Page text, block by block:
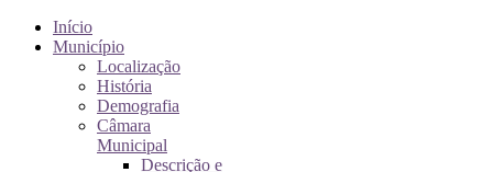
Início
Município
Localização
História
Demografia
Câmara
Municipal
Descrição e